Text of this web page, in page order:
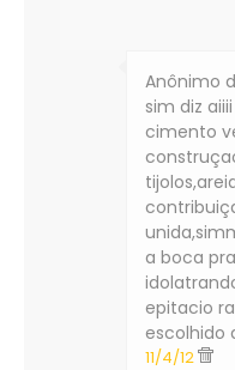
Anônimo
sim diz
cimento
a boca
epitacio
escolhido
11/4/12